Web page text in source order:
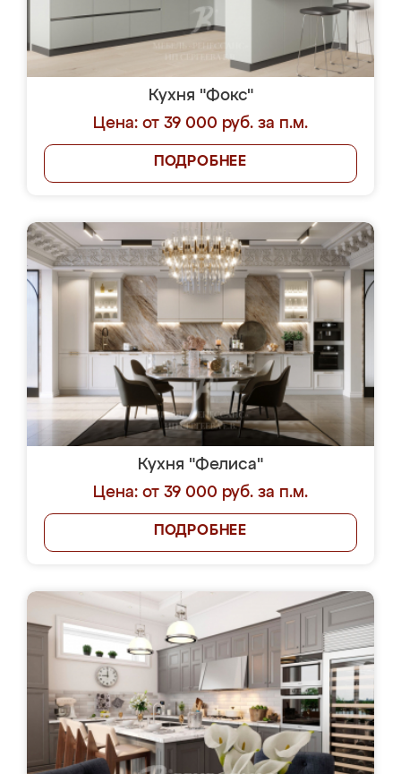
Кухня "Фокс"
Цена: от 39 000 руб. за п.м.
ПОДРОБНЕЕ
Кухня "Фелиса"
Цена: от 39 000 руб. за п.м.
ПОДРОБНЕЕ